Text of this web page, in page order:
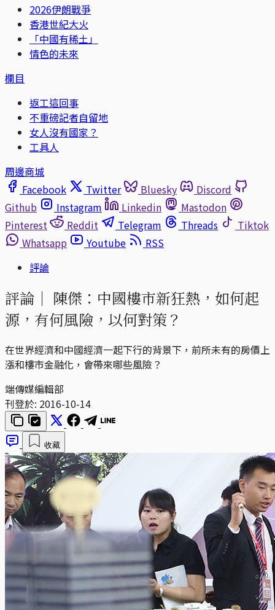
2026伊朗戰爭
香港世紀大火
「中國有稀土」
情色的未來
欄目
返工這回事
不重磅記者自留地
女人沒有國家？
工具人
周邊商城
Facebook
Twitter Bluesky
Discord
Github
Instagram Linkedin
Mastodon
Pinterest
Reddit Telegram Threads
Tiktok
Whatsapp
Youtube
RSS
評論
評論｜ 陳傑：中國樓市新狂熱，如何起
源，有何風險，以何對策？
在世界經濟和中國經濟一起下行的背景下，前所未有的房價上
漲和樓市金融化，會帶來哪些風險？
端傳媒編輯部
刊登於: 2016-10-14
收藏